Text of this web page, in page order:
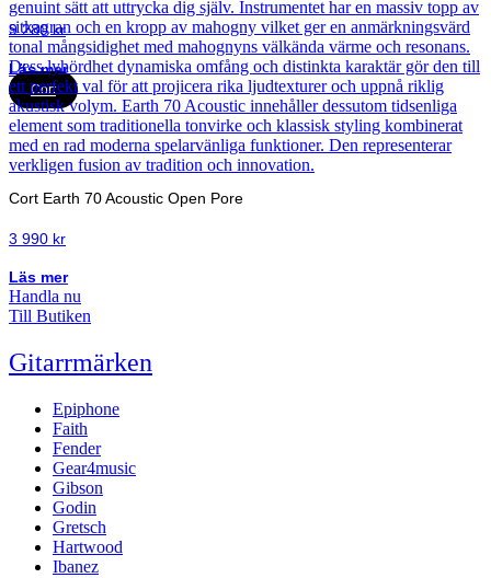
9 280kr
Läs mer
Cort
Cort Earth 70 Acoustic Open Pore
3 990 kr
Läs mer
Handla nu
Till Butiken
Gitarrmärken
Epiphone
Faith
Fender
Gear4music
Gibson
Godin
Gretsch
Hartwood
Ibanez